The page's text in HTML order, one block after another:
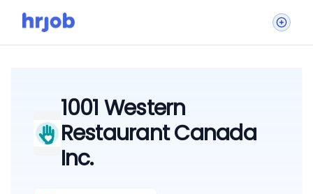
1001 Western
Restaurant Canada
Inc.